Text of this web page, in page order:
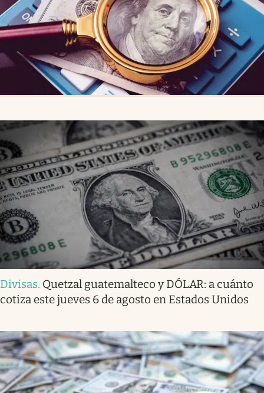
Divisas. Quetzal guatemalteco y DÓLAR: a cuánto
cotiza este jueves 6 de agosto en Estados Unidos